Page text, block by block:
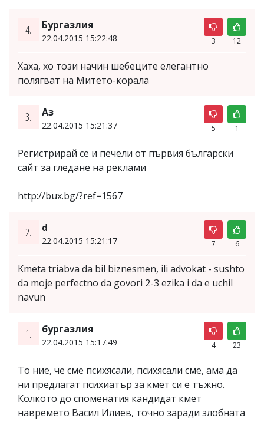
4. Бургазлия
22.04.2015 15:22:48 3 12
Хаха, хо този начин шебеците елегантно
полягват на Митето-корала
3. Аз
22.04.2015 15:21:37 5 1
Регистрирай се и печели от първия български
сайт за гледане на реклами
http://bux.bg/?ref=1567
2. d
22.04.2015 15:21:17 7 6
Kmeta triabva da bil biznesmen, ili advokat - sushto
da moje perfectno da govori 2-3 ezika i da e uchil
navun
1. бургазлия
22.04.2015 15:17:49 4 23
То ние, че сме психясали, психясали сме, ама да
ни предлагат психиатър за кмет си е тъжно.
Колкото до споменатия кандидат кмет
навремето Васил Илиев, точно заради злобната